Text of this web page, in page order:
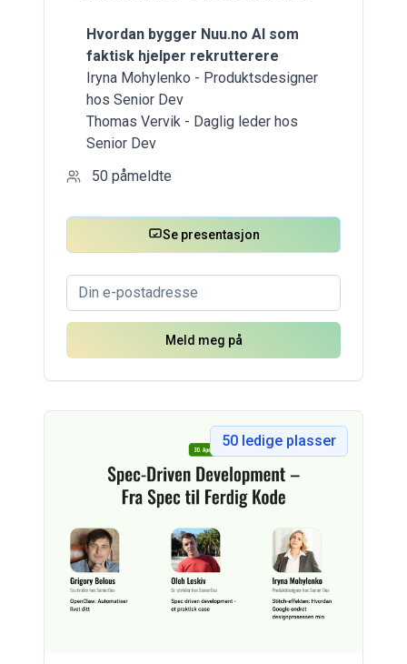
Hvordan bygger Nuu.no AI som
faktisk hjelper rekrutterere
Iryna Mohylenko - Produktsdesigner
hos Senior Dev
Thomas Vervik - Daglig leder hos
Senior Dev
50 påmeldte
Se presentasjon
Meld meg på
50 ledige plasser